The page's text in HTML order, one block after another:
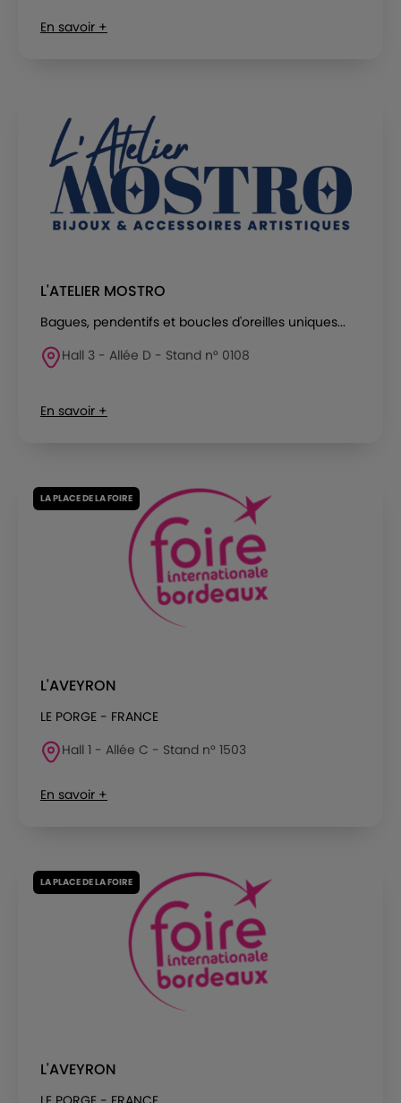
En savoir +
L'ATELIER MOSTRO
Bagues, pendentifs et boucles d'oreilles uniques...
Hall 3 - Allée D - Stand n° 0108
En savoir +
LA PLACE DE LA FOIRE
L'AVEYRON
LE PORGE - FRANCE
Hall 1 - Allée C - Stand n° 1503
En savoir +
LA PLACE DE LA FOIRE
L'AVEYRON